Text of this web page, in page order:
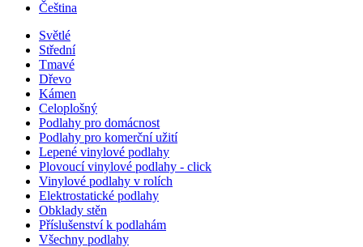
Čeština
Světlé
Střední
Tmavé
Dřevo
Kámen
Celoplošný
Podlahy pro domácnost
Podlahy pro komerční užití
Lepené vinylové podlahy
Plovoucí vinylové podlahy - click
Vinylové podlahy v rolích
Elektrostatické podlahy
Obklady stěn
Příslušenství k podlahám
Všechny podlahy